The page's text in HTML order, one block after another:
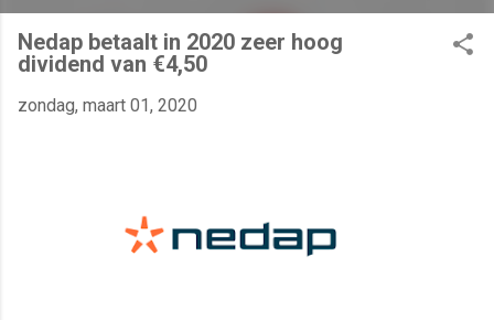
Nedap betaalt in 2020 zeer hoog
dividend van €4,50
zondag, maart 01, 2020